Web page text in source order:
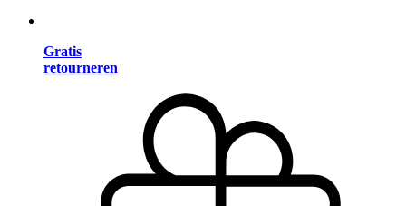
Gratis
retourneren